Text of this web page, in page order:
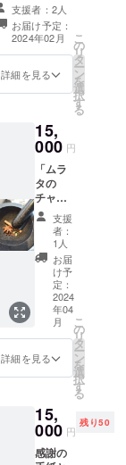
報はイ
ンスタ
グラム
で公開
す。 ※
有効期
12月31
日ま
で。 ※
須坂市
にて直
接お渡
しする
か、郵
送にて
チャイ
チケッ
トと郵
送しま
す。
す。 5
月ごろ
からタ
ラの芽
が出始
や玉ね
ぎが収
穫でき
ます。
見学時
間は1時
間ほど
を予定
してお
りま
す。 畑
の見学
ついで
にその
時の野
菜を収
穫して
す。
2024年
5月から
9月頃ま
ります。場所
須坂市で行い
ます。 油絞り体
会の実施予定
日は2月ごろを予
間は1時間ほどを
す。 詳細はメー
ルにてご連絡い
たします。 ※交
通費や宿泊費は
自己負担でお願
します。
支援者：2人
お届け予定：
2024年02月
詳細を見る
こ
の
リ
タ
ー
ン
を
選
択
す
る
15,
000 円
「ムラ
タの
チャ
イ」の
チャイ
30杯チ
ケット
と感謝
のお手
紙 私が
イベン
トの出
店で提
供して
いる
チャイ
飲んで
いただ
けるチ
ケット
支援
者：
1人
お届
け予
定：
2024
年04
月
詳細を見る
こ
の
リ
タ
ー
ン
を
選
択
す
る
15,
000 円
残り50
感謝の